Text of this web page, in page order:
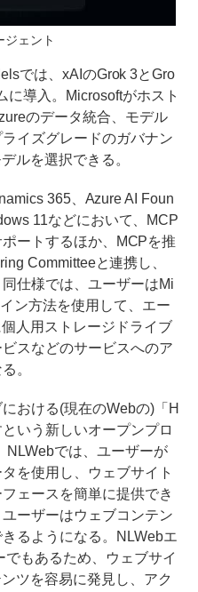
ェント
では、xAIのGrok 3とGro
に導入。Microsoftがホスト
のデータ統合、モデル
イズグレードのガバナン
ルを選択できる。
365、Azure AI Foun
11などにおいて、MCP
ートするほか、MCPを推
Committeeと連携し、
仕様では、ユーザーはMi
ン方法を使用して、エー
人用ストレージドライブ
スなどのサービスへのア
。
おける(現在のWebの)「H
いう新しいオープンプロ
NLWebでは、ユーザーが
を使用し、ウェブサイト
ェースを簡単に提供でき
ーザーはウェブコンテン
るようになる。NLWebエ
もあるため、ウェブサイ
ツを容易に発見し、アク